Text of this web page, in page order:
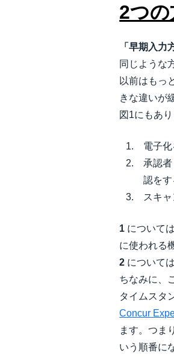
2つ
「早期入力
同じような
以前はもっ
きな違いが
図1にもあ
電子
承認
認をす
スキ
1 について
に使われる
2 について
ちなみに、
タイムスタ
Concur
ます。つま
いう順番に